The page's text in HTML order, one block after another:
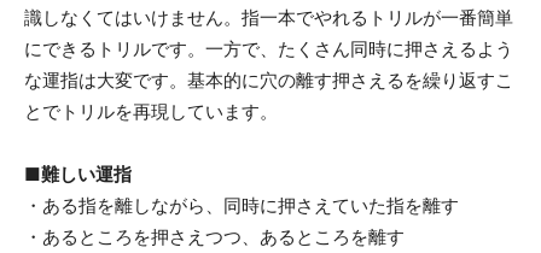
識しなくてはいけません。指一本でやれるトリルが一番簡単
にできるトリルです。一方で、たくさん同時に押さえるよう
な運指は大変です。基本的に穴の離す押さえるを繰り返すこ
とでトリルを再現しています。
■難しい運指
・ある指を離しながら、同時に押さえていた指を離す
・あるところを押さえつつ、あるところを離す